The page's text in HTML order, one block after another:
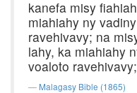
kanefa misy
miahiahy ny
ravehivavy; na
lahy, ka miahiahy
voaloto ravehivavy;
Malagasy Bible (1865)